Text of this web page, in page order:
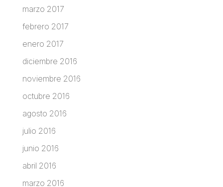
marzo 2017
febrero 2017
enero 2017
diciembre 2016
noviembre 2016
octubre 2016
agosto 2016
julio 2016
junio 2016
abril 2016
marzo 2016